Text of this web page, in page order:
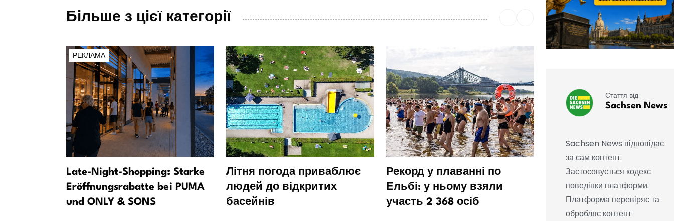
Більше з цієї категорії
РЕКЛАМА
Late-Night-Shopping: Starke
Eröffnungsrabatte bei PUMA
und ONLY & SONS
Літня погода приваблює
людей до відкритих
басейнів
Рекорд у плаванні по
Ельбі: у ньому взяли
участь 2 368 осіб
Рідкісне видовище на
вечірньому небі —
експертів
Стаття від
Sachsen News
Sachsen News відповідає
за сам контент.
Застосовується кодекс
поведінки платформи.
Платформа перевіряє та
обробляє контент